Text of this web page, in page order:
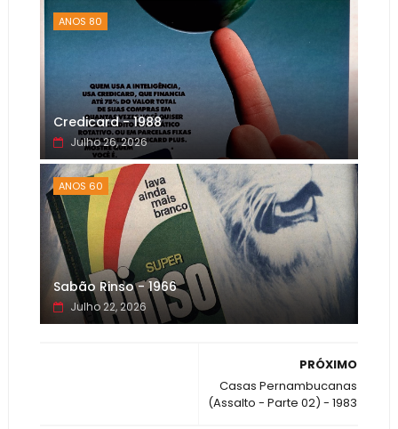
ANOS 80
Credicard - 1988
Julho 26, 2026
ANOS 60
Sabão Rinso - 1966
Julho 22, 2026
PRÓXIMO
Casas Pernambucanas
(Assalto - Parte 02) - 1983